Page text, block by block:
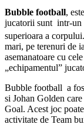
Bubble football,
jucatorii sunt intr-un
superioara a corpului.
mari, pe terenuri de
asemanatoare cu
„echipamentul”
Bubble football a
si Johan Golden
Goal. Acest joc
activitate de Team